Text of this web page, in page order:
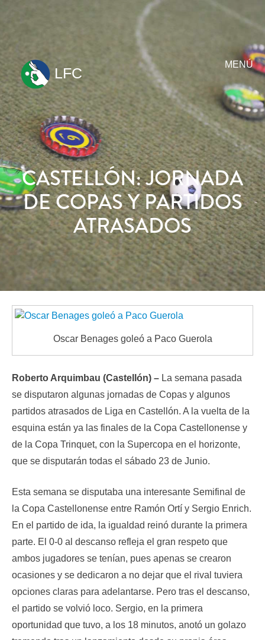
MENÚ
ir
al
contenido
LFC
CASTELLÓN: JORNADA
DE COPAS Y PARTIDOS
ATRASADOS
Oscar Benages goleó a Paco Guerola
Roberto Arquimbau (Castellón) – La semana pasada
se disputaron algunas jornadas de Copas y algunos
partidos atrasados de Liga en Castellón. A la vuelta de la
esquina están ya las finales de la Copa Castellonense y
de la Copa Trinquet, con la Supercopa en el horizonte,
que se disputarán todas el sábado 23 de Junio.
Esta semana se disputaba una interesante Semifinal de
la Copa Castellonense entre Ramón Ortí y Sergio Enrich.
En el partido de ida, la igualdad reinó durante la primera
parte. El 0-0 al descanso refleja el gran respeto que
ambos jugadores se tenían, pues apenas se crearon
ocasiones y se dedicaron a no dejar que el rival tuviera
opciones claras para adelantarse. Pero tras el descanso,
el partido se volvió loco. Sergio, en la primera
oportunidad que tuvo, a los 18 minutos, anotó un golazo